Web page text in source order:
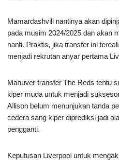
Mamardashvili nantinya akan
pada musim 2024/2025 dan akan
nanti. Praktis, jika transfer ini
menjadi rekrutan anyar pertama
Manuver transfer The Reds tentu
kiper muda untuk menjadi
Allison belum menunjukan tanda
cedera sang kiper diprediksi jadi
pengganti.
Keputusan Liverpool untuk